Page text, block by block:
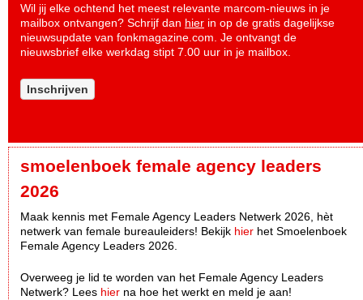
Wil jij elke ochtend het meest relevante marcom-nieuws in je
mailbox ontvangen? Schrijf dan hier in op de gratis dagelijkse
nieuwsupdate van fonkmagazine.com. Je ontvangt de
nieuwsbrief elke werkdag stipt 7.00 uur in je mailbox.
Inschrijven
smoelenboek female agency leaders
2026
Maak kennis met Female Agency Leaders Netwerk 2026, hèt
netwerk van female bureauleiders! Bekijk hier het Smoelenboek
Female Agency Leaders 2026.
Overweeg je lid te worden van het Female Agency Leaders
Netwerk? Lees hier na hoe het werkt en meld je aan!